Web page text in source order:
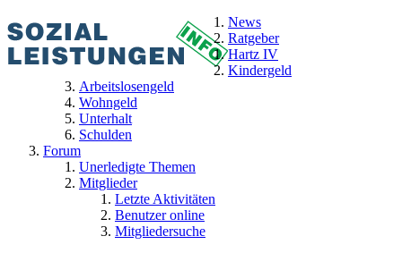
News
Ratgeber
Hartz IV
Kindergeld
Arbeitslosengeld
Wohngeld
Unterhalt
Schulden
Forum
Unerledigte Themen
Mitglieder
Letzte Aktivitäten
Benutzer online
Mitgliedersuche